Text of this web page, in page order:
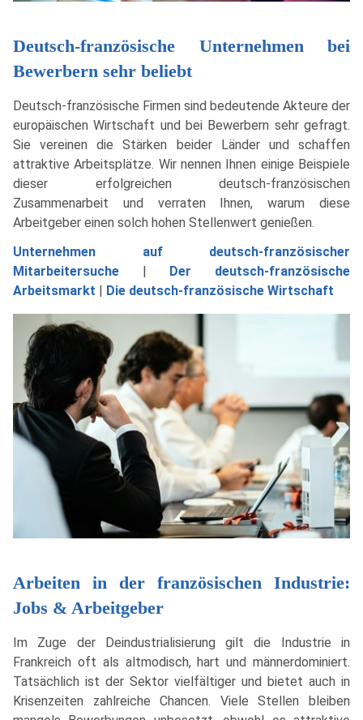
Deutsch-französische Unternehmen bei
Bewerbern sehr beliebt
Deutsch-französische Firmen sind bedeutende Akteure der
europäischen Wirtschaft und bei Bewerbern sehr gefragt.
Sie vereinen die Stärken beider Länder und schaffen
attraktive Arbeitsplätze. Wir nennen Ihnen einige Beispiele
dieser erfolgreichen deutsch-französischen
Zusammenarbeit und verraten Ihnen, warum diese
Arbeitgeber einen solch hohen Stellenwert genießen.
Unternehmen auf deutsch-französischer
Mitarbeitersuche | Der deutsch-französische
Arbeitsmarkt | Die deutsch-französische Wirtschaft
Arbeiten in der französischen Industrie:
Jobs & Arbeitgeber
Im Zuge der Deindustrialisierung gilt die Industrie in
Frankreich oft als altmodisch, hart und männerdominiert.
Tatsächlich ist der Sektor vielfältiger und bietet auch in
Krisenzeiten zahlreiche Chancen. Viele Stellen bleiben